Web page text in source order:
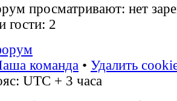
просматривают: нет
гости: 2
команда • Удалить
UTC + 3 часа